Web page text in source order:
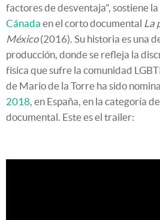
factores de desventaja", sostiene
Cánada en el corto documental La
México(2016). Su historia es una
producción, donde se refleja la
física que sufre la comunidad
de Mario de la Torre ha sido
2018, en España, en la categoría
documental. Este es el trailer: